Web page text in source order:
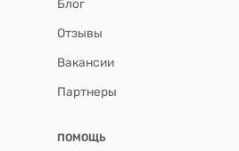
Блог
Отзывы
Вакансии
Партнеры
ПОМОЩЬ